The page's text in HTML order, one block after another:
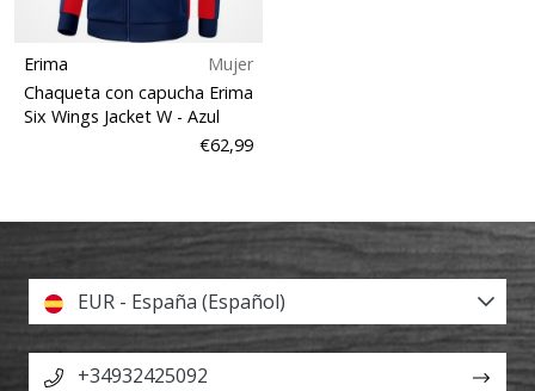
Erima
Mujer
Chaqueta con capucha Erima
Six Wings Jacket W - Azul
€62,99
EUR - España (Español)
+34932425092